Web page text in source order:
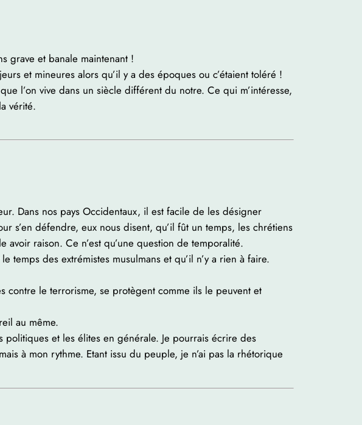
grave et banale maintenant !
et mineures alors qu’il y a des époques ou c’étaient toléré !
l’on vive dans un siècle différent du notre. Ce qui m’intéresse,
vérité.
Dans nos pays Occidentaux, il est facile de les désigner
s’en défendre, eux nous disent, qu’il fût un temps, les chrétiens
avoir raison. Ce n’est qu’une question de temporalité.
temps des extrémistes musulmans et qu’il n’y a rien à faire.
contre le terrorisme, se protègent comme ils le peuvent et
au même.
et les élites en générale. Je pourrais écrire des
à mon rythme. Etant issu du peuple, je n’ai pas la rhétorique